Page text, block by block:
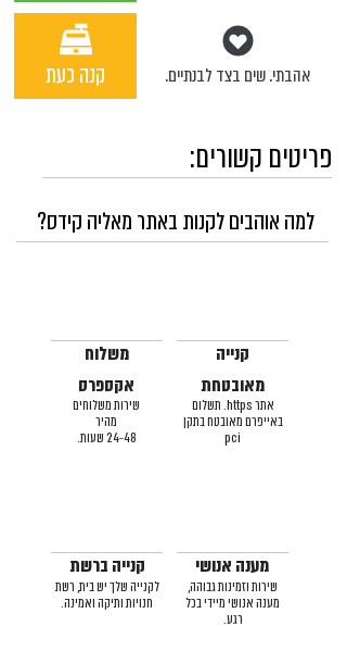
קנה כעת אהבתי. שים בצד לבנתיים.
פריטים קשורים:
למה אוהבים לקנות באתר מאליה קידס?
משלוח
אקספרס
שירות משלוחים
מהיר
24-48 שעות.
קנייה
מאובטחת
אתר https. תשלום
באייפרם מאובטח בתקן
pci
קנייה ברשת
לקנייה שלך יש בית, רשת
חנויות ותיקה ואמינה.
מענה אנושי
שירות וזמינות גבוהה,
מענה אנושי מיידי בכל
רגע.